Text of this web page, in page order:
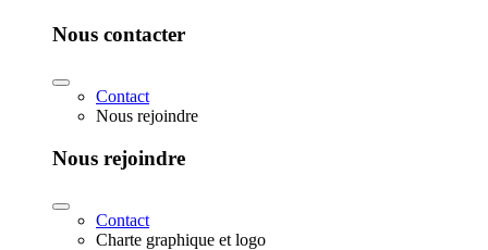
Nous contacter
Contact
Nous rejoindre
Nous rejoindre
Contact
Charte graphique et logo